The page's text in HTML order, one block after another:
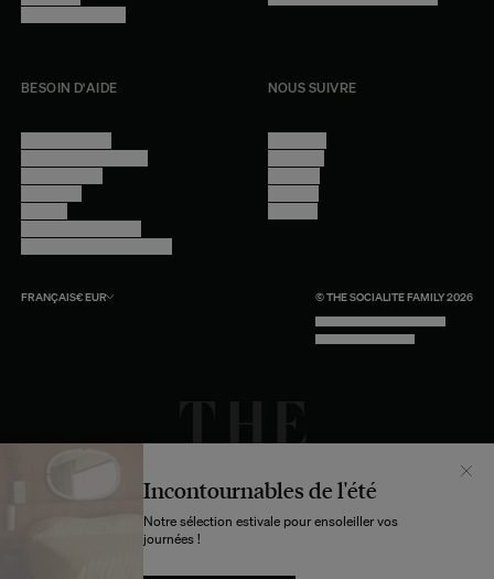
BESOIN D'AIDE NOUS SUIVRE
FRANÇAIS€EUR © THE SOCIALITE FAMILY 2026
Incontournables de l'été
Notre sélection estivale pour ensoleiller vos
journées !